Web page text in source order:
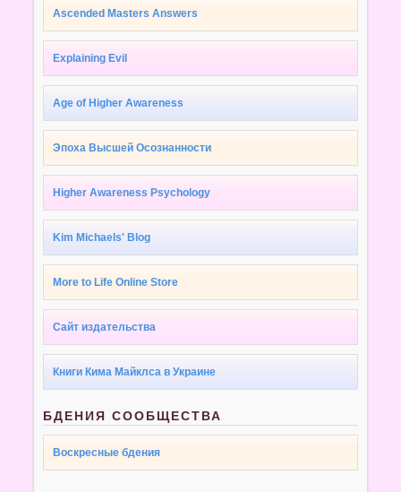
Ascended Masters Answers
Explaining Evil
Age of Higher Awareness
Эпоха Высшей Осознанности
Higher Awareness Psychology
Kim Michaels' Blog
More to Life Online Store
Сайт издательства
Книги Кима Майклса в Украине
БДЕНИЯ СООБЩЕСТВА
Воскресные бдения